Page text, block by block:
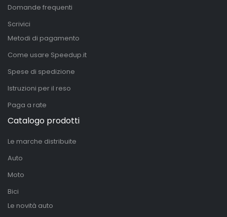
Domande frequenti
Scrivici
Metodi di pagamento
Come usare Speedup.it
Spese di spedizione
Istruzioni per il reso
Paga a rate
Catalogo prodotti
Le marche distribuite
Auto
Moto
Bici
Le novità auto